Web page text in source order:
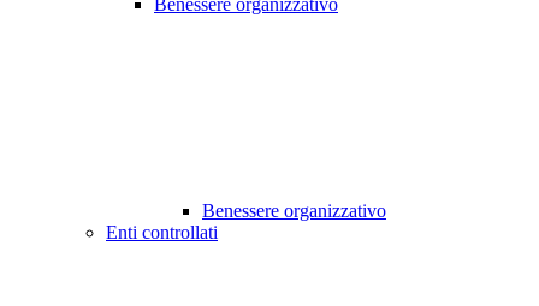
Benessere organizzativo
Benessere organizzativo
Enti controllati